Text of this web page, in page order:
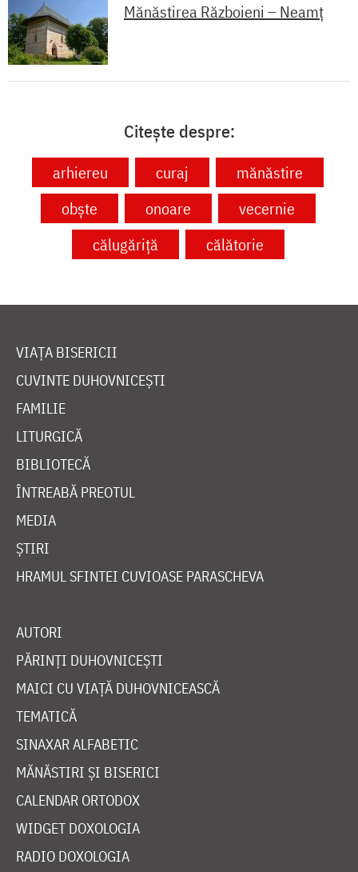
Mănăstirea Războieni – Neamț
Citește despre:
arhiereu curaj
mănăstire
obște
onoare
vecernie
călugăriță
călătorie
VIAȚA BISERICII
CUVINTE DUHOVNICEȘTI
FAMILIE
LITURGICĂ
BIBLIOTECĂ
ÎNTREABĂ PREOTUL
MEDIA
ȘTIRI
HRAMUL SFINTEI CUVIOASE PARASCHEVA
AUTORI
PĂRINȚI DUHOVNICEȘTI
MAICI CU VIAȚĂ DUHOVNICEASCĂ
TEMATICĂ
SINAXAR ALFABETIC
MĂNĂSTIRI ȘI BISERICI
CALENDAR ORTODOX
WIDGET DOXOLOGIA
RADIO DOXOLOGIA